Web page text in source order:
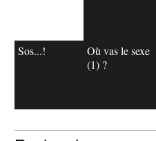
Sos...!
Où vas le sexe
(1) ?